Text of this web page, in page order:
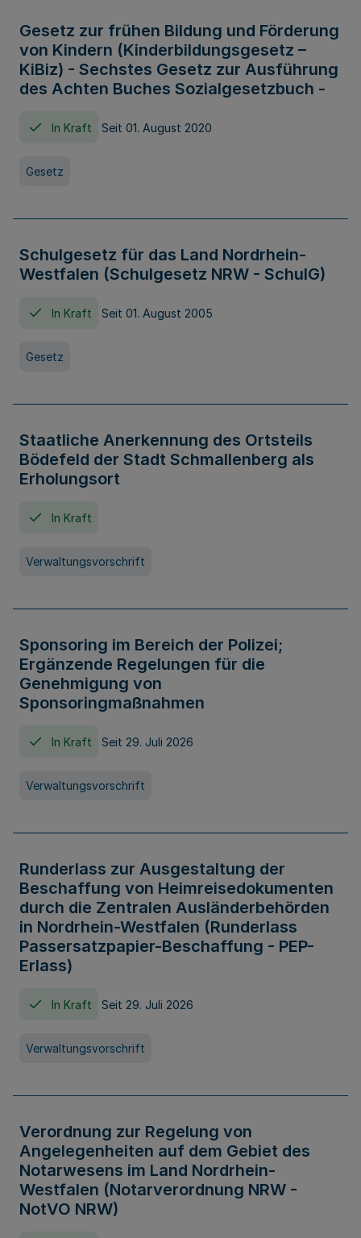
Gesetz zur frühen Bildung und Förderung
von Kindern (Kinderbildungsgesetz –
KiBiz) - Sechstes Gesetz zur Ausführung
des Achten Buches Sozialgesetzbuch -
In Kraft Seit 01. August 2020
Gesetz
Schulgesetz für das Land Nordrhein-
Westfalen (Schulgesetz NRW - SchulG)
In Kraft Seit 01. August 2005
Gesetz
Staatliche Anerkennung des Ortsteils
Bödefeld der Stadt Schmallenberg als
Erholungsort
In Kraft
Verwaltungsvorschrift
Sponsoring im Bereich der Polizei;
Ergänzende Regelungen für die
Genehmigung von
Sponsoringmaßnahmen
In Kraft Seit 29. Juli 2026
Verwaltungsvorschrift
Runderlass zur Ausgestaltung der
Beschaffung von Heimreisedokumenten
durch die Zentralen Ausländerbehörden
in Nordrhein-Westfalen (Runderlass
Passersatzpapier-Beschaffung - PEP-
Erlass)
In Kraft Seit 29. Juli 2026
Verwaltungsvorschrift
Verordnung zur Regelung von
Angelegenheiten auf dem Gebiet des
Notarwesens im Land Nordrhein-
Westfalen (Notarverordnung NRW -
NotVO NRW)